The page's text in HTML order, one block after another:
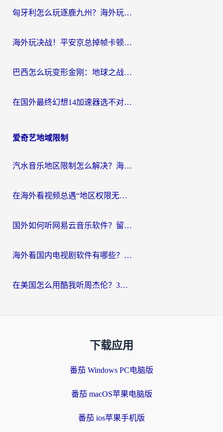
匈牙利怎么玩逐鹿九州？海外玩家国服游戏加速器终极指南（附永劫无间荣耀新三国解决方案）
海外玩决战！平安京总掉帧卡顿？用什么加速器比较好？实测指南来了
巴西怎么玩变形金刚：地球之战？海外玩家国服游戏加速终极指南（附新诛仙延迟密室逃脱18解决办法）
在国外最终幻想14加速器选不对？海外玩家的国服游戏加速避坑指南
爱奇艺地域限制
汽水音乐地区限制怎么解决？海外听国内音乐的实用指南来了
在海外看视频总遇“地区权限无法观看”？这篇攻略帮你轻松解锁国内影视动漫
国外如何听网易云音乐软件？留学生亲测有效的回国加速方案
海外看国内电视剧软件有哪些？海外党专属追剧指南来了
在美国怎么用酷我听周杰伦？3步解决海外听歌地域限制，附QQ音乐网易云通用技巧
下载应用
番茄 Windows PC电脑版
番茄 macOS苹果电脑版
番茄 ios苹果手机版